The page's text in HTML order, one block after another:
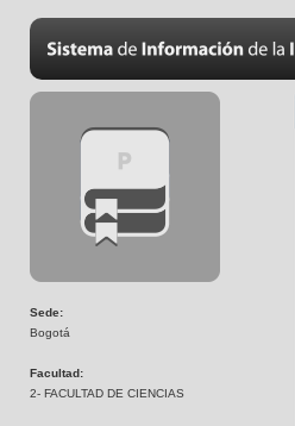
Sede:
Bogotá
Facultad:
2- FACULTAD DE CIENCIAS